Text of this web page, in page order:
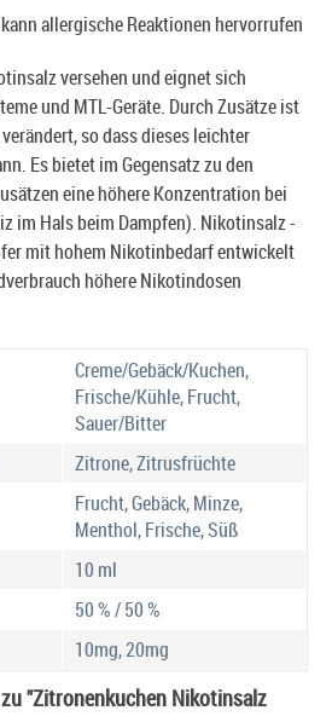
allergische Reaktionen hervorrufen
versehen und eignet sich
und MTL-Geräte. Durch Zusätze ist
so dass dieses leichter
Es bietet im Gegensatz zu den
eine höhere Konzentration bei
im Hals beim Dampfen). Nikotinsalz -
mit hohem Nikotinbedarf entwickelt
höhere Nikotindosen
Creme/Gebäck/Kuchen,
Frische/Kühle, Frucht,
Sauer/Bitter
Zitrone, Zitrusfrüchte
Frucht, Gebäck, Minze,
Menthol, Frische, Süß
10 ml
50 % / 50 %
10mg, 20mg
"Zitronenkuchen Nikotinsalz